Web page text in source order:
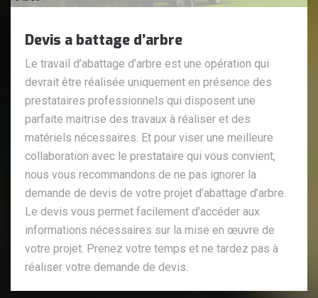
Devis a battage d’arbre
Le travail d’abattage d’arbre est une opération qui
devrait être réalisée uniquement en présence des
prestataires professionnels qui disposent une
parfaite maitrise des travaux à réaliser et des
matériels nécessaires. Et pour viser une meilleure
collaboration avec le prestataire qui vous convient,
nous vous recommandons de ne pas ignorer la
demande de devis de votre projet d’abattage d’arbre.
Le devis vous permet facilement d’accéder aux
informations nécessaires sur la mise en œuvre de
votre projet. Prenez votre temps et ne tardez pas à
réaliser votre demande de devis.